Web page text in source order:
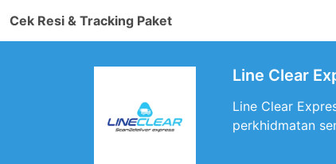
Cek Resi & Tracking Paket
Line Clear
Line Clear
perkhidmatan